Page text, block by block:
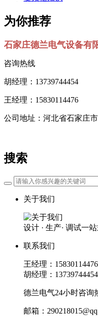
为你推荐
石家庄德兰电气设备有
咨询热线
胡经理：13739744454
王经理：15830114476
公司地址：河北省石家庄
搜索
关于我们
设计 · 生产· 调试一
联系我们
王经理：15830114476
胡经理：13739744454
德兰电气24小时咨询
邮箱：